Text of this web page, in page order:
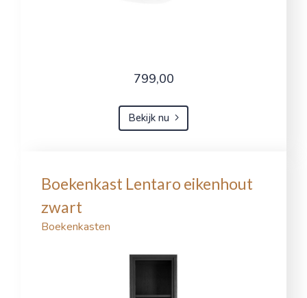
799,00
Bekijk nu
Boekenkast Lentaro eikenhout
zwart
Boekenkasten